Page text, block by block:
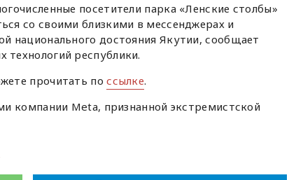
посетители парка «Ленские столбы»
со своими близкими в мессенджерах и
национального достояния Якутии, сообщает
республики.
прочитать поссылке.
компании Meta, признанной экстремистской